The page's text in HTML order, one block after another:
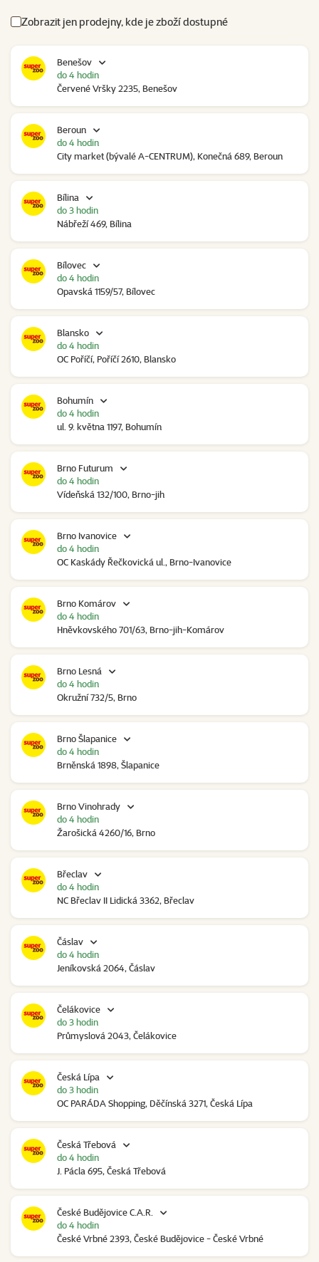
Zobrazit jen prodejny, kde je zboží dostupné
Benešov
Červené Vršky 2235, Benešov
do 4 hodin
Beroun
City market (bývalé A-CENTRUM), Konečná 689, Beroun
do 4 hodin
Bílina
Nábřeží 469, Bílina
do 3 hodin
Bílovec
Opavská 1159/57, Bílovec
do 4 hodin
Blansko
OC Poříčí, Poříčí 2610, Blansko
do 4 hodin
Bohumín
ul. 9. května 1197, Bohumín
do 4 hodin
Brno Futurum
Vídeňská 132/100, Brno-jih
do 4 hodin
Brno Ivanovice
OC Kaskády Řečkovická ul., Brno-Ivanovice
do 4 hodin
Brno Komárov
Hněvkovského 701/63, Brno-jih-Komárov
do 4 hodin
Brno Lesná
Okružní 732/5, Brno
do 4 hodin
Brno Šlapanice
Brněnská 1898, Šlapanice
do 4 hodin
Brno Vinohrady
Žarošická 4260/16, Brno
do 4 hodin
Břeclav
NC Břeclav II Lidická 3362, Břeclav
do 4 hodin
Čáslav
Jeníkovská 2064, Čáslav
do 4 hodin
Čelákovice
Průmyslová 2043, Čelákovice
do 3 hodin
Česká Lípa
OC PARÁDA Shopping, Děčínská 3271, Česká Lípa
do 3 hodin
Česká Třebová
J. Pácla 695, Česká Třebová
do 4 hodin
České Budějovice C.A.R.
České Vrbné 2393, České Budějovice - České Vrbné
do 4 hodin